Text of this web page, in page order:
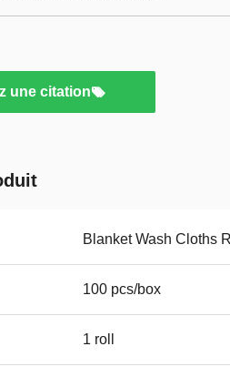
une citation
Blanket Wash Cloths
100 pcs/box
1 roll